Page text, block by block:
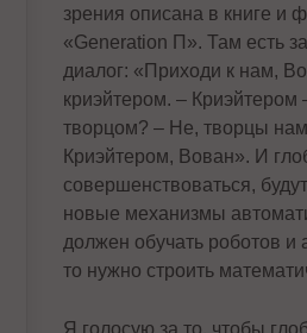
зрения описана в книге и
«Generation П». Там есть
диалог: «Приходи к нам,
криэйтером. – Криэйтером
творцом? – Не, творцы
Криэйтером, Вован». И
совершенствоваться,
новые механизмы
должен обучать роботов и
то нужно строить